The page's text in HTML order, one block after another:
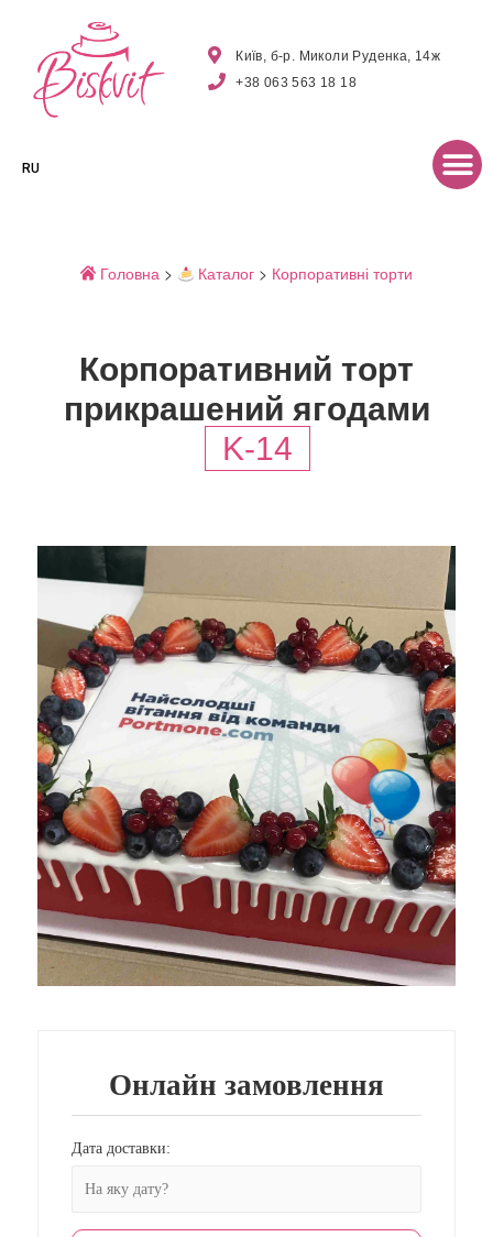
Київ, б-р. Миколи Руденка, 14ж
+38 063 563 18 18
RU
Головна> Каталог > Корпоративні торти
Корпоративний торт
прикрашений ягодами
K-14
Онлайн замовлення
Дата доставки: